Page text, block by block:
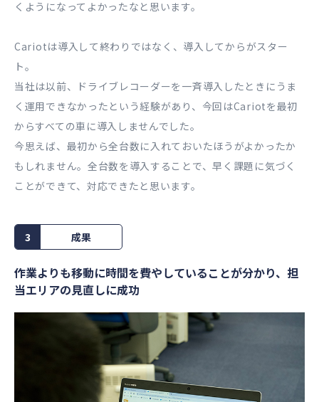
くようになってよかったなと思います。
Cariotは導⼊して終わりではなく、導⼊してからがスター
ト。
当社は以前、ドライブレコーダーを⼀⻫導⼊したときにうま
く運⽤できなかったという経験があり、今回はCariotを最初
からすべての⾞に導⼊しませんでした。
今思えば、最初から全台数に⼊れておいたほうがよかったか
もしれません。全台数を導⼊することで、早く課題に気づく
ことができて、対応できたと思います。
3 成果
作業よりも移動に時間を費やしていることが分かり、担
当エリアの⾒直しに成功